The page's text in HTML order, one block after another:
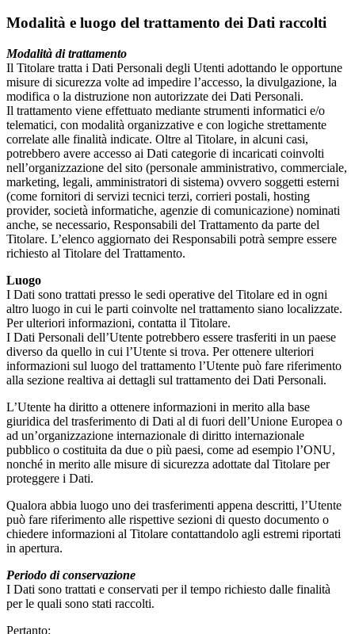
Modalità e luogo del trattamento dei Dati raccolti
Modalità di trattamento
Il Titolare tratta i Dati Personali degli Utenti adottando le opportune
misure di sicurezza volte ad impedire l’accesso, la divulgazione, la
modifica o la distruzione non autorizzate dei Dati Personali.
Il trattamento viene effettuato mediante strumenti informatici e/o
telematici, con modalità organizzative e con logiche strettamente
correlate alle finalità indicate. Oltre al Titolare, in alcuni casi,
potrebbero avere accesso ai Dati categorie di incaricati coinvolti
nell’organizzazione del sito (personale amministrativo, commerciale,
marketing, legali, amministratori di sistema) ovvero soggetti esterni
(come fornitori di servizi tecnici terzi, corrieri postali, hosting
provider, società informatiche, agenzie di comunicazione) nominati
anche, se necessario, Responsabili del Trattamento da parte del
Titolare. L’elenco aggiornato dei Responsabili potrà sempre essere
richiesto al Titolare del Trattamento.
Luogo
I Dati sono trattati presso le sedi operative del Titolare ed in ogni
altro luogo in cui le parti coinvolte nel trattamento siano localizzate.
Per ulteriori informazioni, contatta il Titolare.
I Dati Personali dell’Utente potrebbero essere trasferiti in un paese
diverso da quello in cui l’Utente si trova. Per ottenere ulteriori
informazioni sul luogo del trattamento l’Utente può fare riferimento
alla sezione realtiva ai dettagli sul trattamento dei Dati Personali.
L’Utente ha diritto a ottenere informazioni in merito alla base
giuridica del trasferimento di Dati al di fuori dell’Unione Europea o
ad un’organizzazione internazionale di diritto internazionale
pubblico o costituita da due o più paesi, come ad esempio l’ONU,
nonché in merito alle misure di sicurezza adottate dal Titolare per
proteggere i Dati.
Qualora abbia luogo uno dei trasferimenti appena descritti, l’Utente
può fare riferimento alle rispettive sezioni di questo documento o
chiedere informazioni al Titolare contattandolo agli estremi riportati
in apertura.
Periodo di conservazione
I Dati sono trattati e conservati per il tempo richiesto dalle finalità
per le quali sono stati raccolti.
Pertanto: